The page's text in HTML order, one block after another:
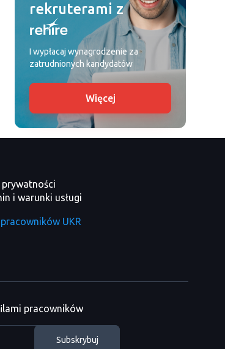
rekruterami z
I wypłacaj wynagrodzenie za
zatrudnionych kandydatów
Więcej
i warunki usługi
UKR
pracowników